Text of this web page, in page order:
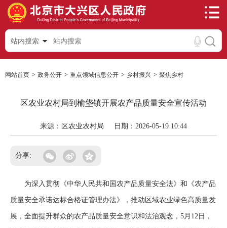
站内搜索
网站首页 > 政务公开 > 重点领域信息公开 > 乡村振兴 > 聚焦乡村
区农业农村局到榆垡镇开展农产品质量安全宣传活动
来源：区农业农村局 日期：2026-05-19 10:44
分享:
为深入贯彻《中华人民共和国农产品质量安全法》和《农产品
质量安全承诺达标合格证管理办法》，推动区域农业绿色高质量发
展，全面提升群众的农产品质量安全意识和法治观念，5月12日，